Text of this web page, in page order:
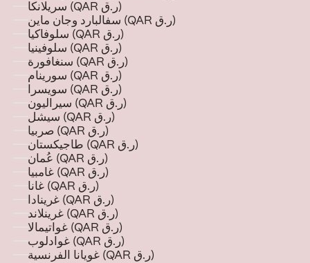
سريلانكا (QAR ر.ق)
سفالبارد وجان ماين (QAR ر.ق)
سلوفاكيا (QAR ر.ق)
سلوفينيا (QAR ر.ق)
سنغافورة (QAR ر.ق)
سورينام (QAR ر.ق)
سويسرا (QAR ر.ق)
سيراليون (QAR ر.ق)
سيشل (QAR ر.ق)
صربيا (QAR ر.ق)
طاجيكستان (QAR ر.ق)
عُمان (QAR ر.ق)
غامبيا (QAR ر.ق)
غانا (QAR ر.ق)
غرينادا (QAR ر.ق)
غرينلاند (QAR ر.ق)
غواتيمالا (QAR ر.ق)
غوادلوب (QAR ر.ق)
غويانا الفرنسية (QAR ر.ق)